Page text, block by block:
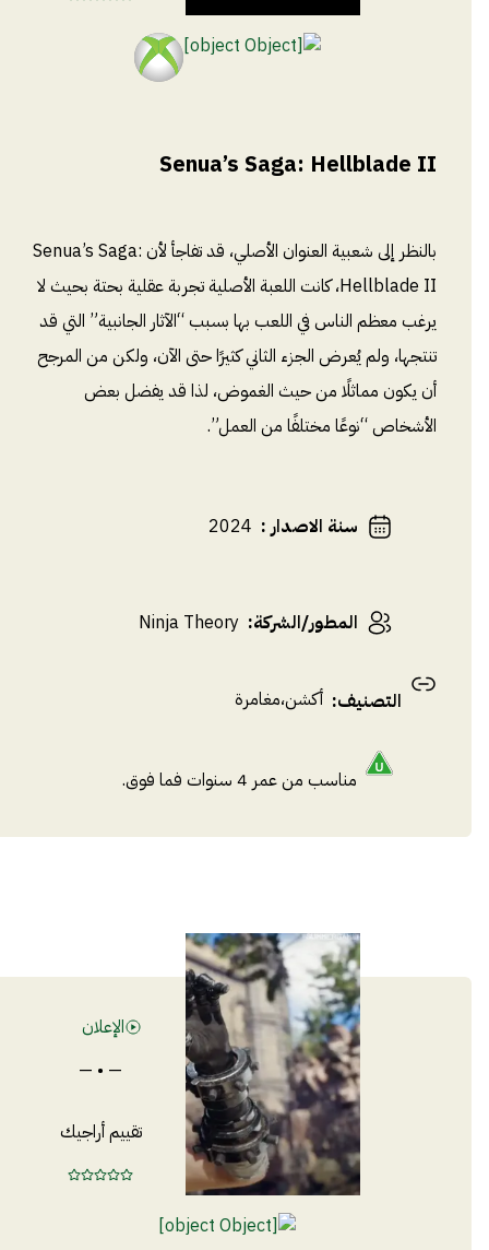
Senua’s Saga: Hellblade II
بالنظر إلى شعبية العنوان الأصلي، قد تفاجأ لأن Senua’s Saga:
Hellblade II، كانت اللعبة الأصلية تجربة عقلية بحتة بحيث لا
يرغب معظم الناس في اللعب بها بسبب “الآثار الجانبية” التي قد
تنتجها، ولم يُعرض الجزء الثاني كثيرًا حتى الآن، ولكن من المرجح
أن يكون مماثلًا من حيث الغموض، لذا قد يفضل بعض
الأشخاص “نوعًا مختلفًا من العمل”.
سنة الاصدار :
2024
المطور/الشركة:
Ninja Theory
التصنيف: أكشن،مغامرة
مناسب من عمر 4 سنوات فما فوق.
الإعلان
— • —
تقييم أراجيك